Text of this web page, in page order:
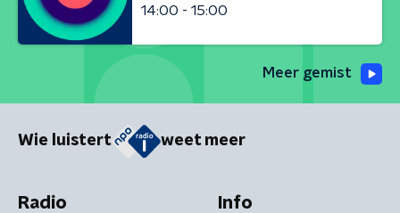
14:00 - 15:00
Meer gemist
Wie luistert weet meer
Radio Info